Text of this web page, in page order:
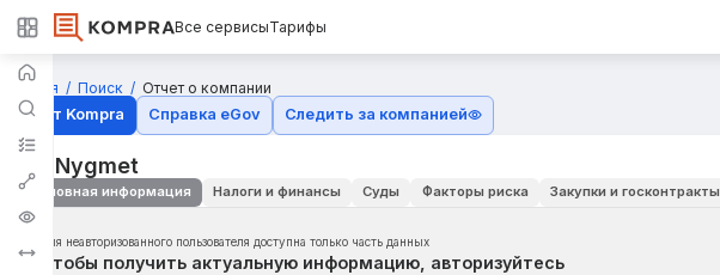
Все сервисыТарифы
Главная Поиск
Отчет о компании
Отчёт Kompra
Справка eGov Следить за компанией
ИП Nygmet
Основная информация Налоги и финансы Суды Факторы риска Закупки и госконтракты
Для неавторизованного пользователя доступна только часть данных
Чтобы получить актуальную информацию, авторизуйтесь